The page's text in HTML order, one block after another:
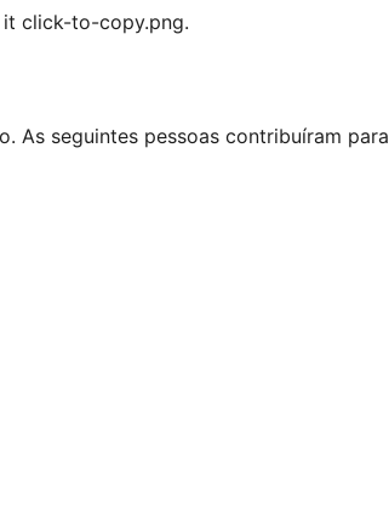
click-to-copy.png.
As seguintes pessoas contribuíram para